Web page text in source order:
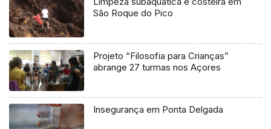
São Roque do Pico
Projeto “Filosofia para Crianças”
abrange 27 turmas nos Açores
Insegurança em Ponta Delgada